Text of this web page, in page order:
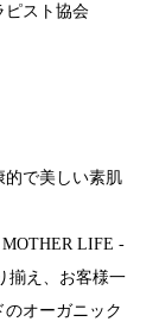
ピスト協会
的で美しい素肌
MOTHER LIFE -
揃え 、お客様一
オーガニック